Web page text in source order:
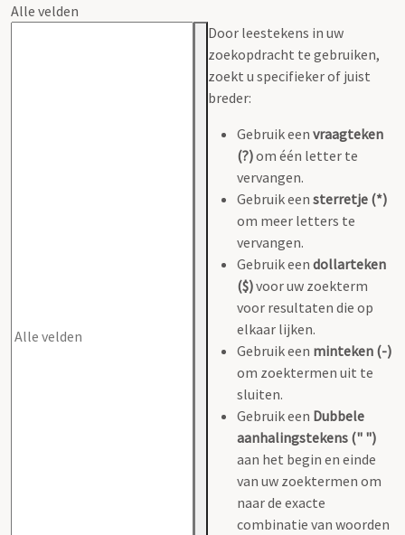
Alle velden
Door leestekens in uw
zoekopdracht te gebruiken,
zoekt u specifieker of juist
breder:
Gebruik een vraagteken
(?)om één letter te
vervangen.
Gebruik een sterretje (*)
om meer letters te
vervangen.
Gebruik een dollarteken
($)voor uw zoekterm
voor resultaten die op
elkaar lijken.
Gebruik een minteken (-)
om zoektermen uit te
sluiten.
Gebruik een Dubbele
aanhalingstekens (" ")
aan het begin en einde
van uw zoektermen om
naar de exacte
combinatie van woorden